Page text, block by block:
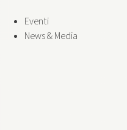
Eventi
News & Media